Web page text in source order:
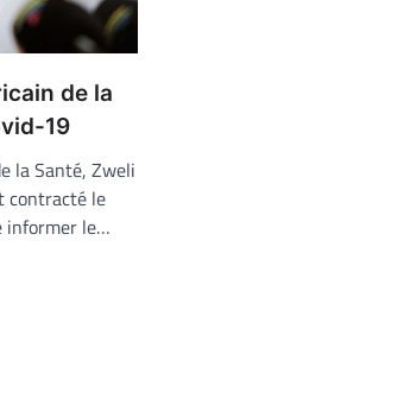
de la
19
la Santé, Zweli
contracté le
informer le…